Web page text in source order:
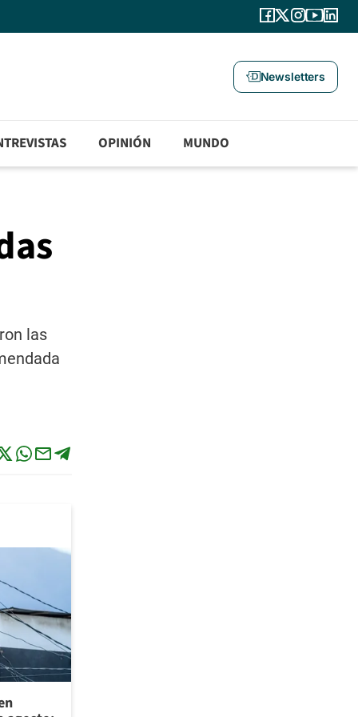
Newsletters
OPINIÓN MUNDO
las